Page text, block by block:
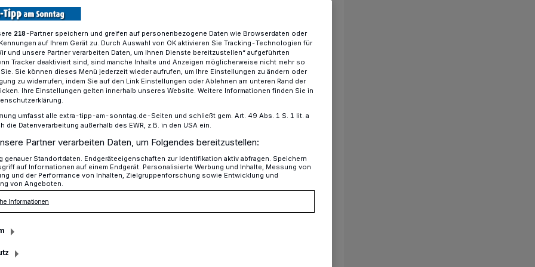
Mönchengladbach nahm Drogenhändler fest
Waffen sichergestellt
·Nach monatelangen Ermittlungen haben
und die Polizei
2. August, in Dülken einen geplanten
ist der schwunghafte Drogenhandel
dem Bereich Mönchengladbach und
218-Partner speichern und greifen auf personenbezogene Daten wie Browserdaten oder
auf Ihrem Gerät zu. Durch Auswahl von OK aktivieren Sie Tracking-Technologien für
und unsere Partner verarbeiten Daten, um Ihnen Dienste bereitzustellen“ aufgeführten
Tracker deaktiviert sind, sind manche Inhalte und Anzeigen möglicherweise nicht mehr so
Sie können dieses Menü jederzeit wieder aufrufen, um Ihre Einstellungen zu ändern oder
zu widerrufen, indem Sie auf den Link Einstellungen oder Ablehnen am unteren Rand der
Ihre Einstellungen gelten innerhalb unseres Website. Weitere Informationen finden Sie in
umfasst alle extra-tipp-am-sonntag.de-Seiten und schließt gem. Art. 49 Abs. 1 S. 1 lit. a
die Datenverarbeitung außerhalb des EWR, z.B. in den USA ein.
Partner verarbeiten Daten, um Folgendes bereitzustellen:
genauer Standortdaten. Endgeräteeigenschaften zur Identifikation aktiv abfragen. Speichern
auf Informationen auf einem Endgerät. Personalisierte Werbung und Inhalte, Messung von
und der Performance von Inhalten, Zielgruppenforschung sowie Entwicklung und
von Angeboten.
Informationen